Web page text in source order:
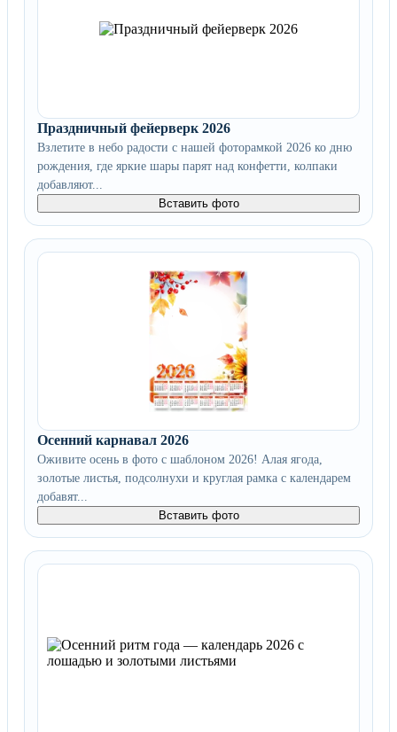
Праздничный фейерверк 2026
Взлетите в небо радости с нашей фоторамкой 2026 ко дню
рождения, где яркие шары парят над конфетти, колпаки
добавляют...
Вставить фото
Осенний карнавал 2026
Оживите осень в фото с шаблоном 2026! Алая ягода,
золотые листья, подсолнухи и круглая рамка с календарем
добавят...
Вставить фото